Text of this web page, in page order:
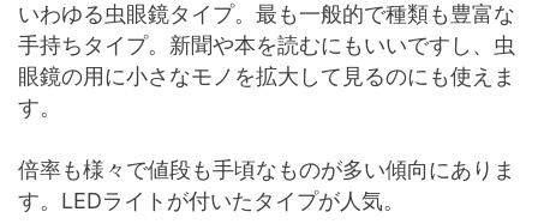
いわゆる虫眼鏡タイプ。最も一般的で種類も豊富な
手持ちタイプ。新聞や本を読むにもいいですし、虫
眼鏡の用に小さなモノを拡大して見るのにも使えま
す。
倍率も様々で値段も手頃なものが多い傾向にありま
す。LEDライトが付いたタイプが人気。